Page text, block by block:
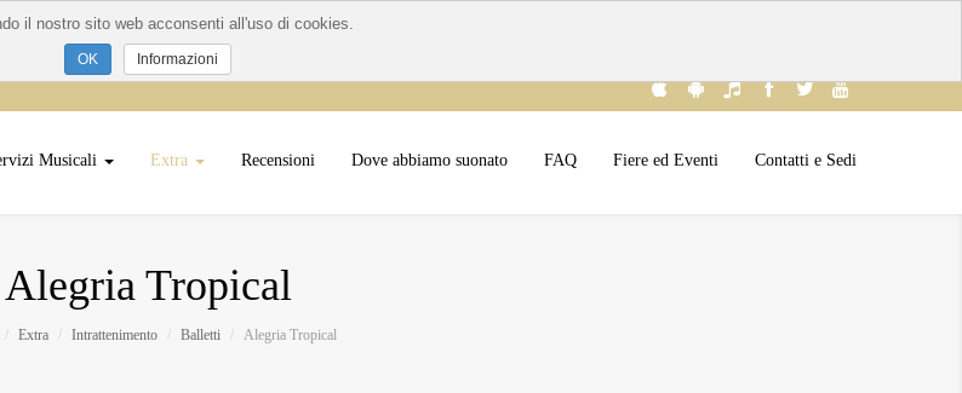
Musicali Extra Recensioni Dove abbiamo suonato FAQ Fiere ed Eventi Contatti e Sedi
Alegria Tropical
Extra Intrattenimento Balletti Alegria Tropical
il nostro sito web acconsenti all'uso di cookies.
Informazioni